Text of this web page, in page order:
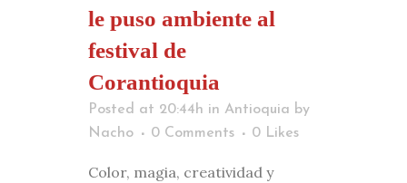
le puso ambiente al
festival de
Corantioquia
Posted at 20:44h in Antioquia by
Nacho
0 Comments 0 Likes
Color, magia, creatividad y